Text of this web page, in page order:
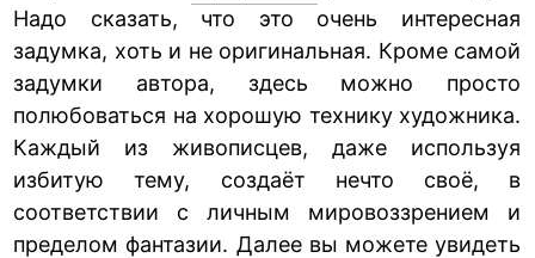
Надо сказать, что это очень интересная
задумка, хоть и не оригинальная. Кроме самой
задумки автора, здесь можно просто
полюбоваться на хорошую технику художника.
Каждый из живописцев, даже используя
избитую тему, создаёт нечто своё, в
соответствии с личным мировоззрением и
пределом фантазии. Далее вы можете увидеть